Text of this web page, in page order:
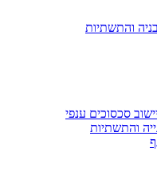
והתשתיות
סכסוכים ענפי
והתשתיות